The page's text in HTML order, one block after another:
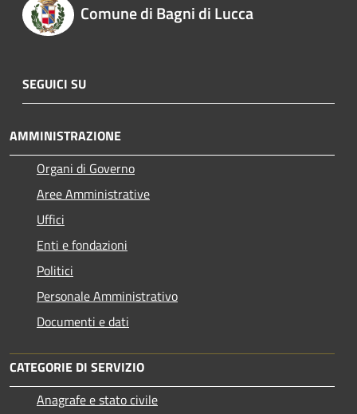
Comune di Bagni di Lucca
SEGUICI SU
AMMINISTRAZIONE
Organi di Governo
Aree Amministrative
Uffici
Enti e fondazioni
Politici
Personale Amministrativo
Documenti e dati
CATEGORIE DI SERVIZIO
Anagrafe e stato civile